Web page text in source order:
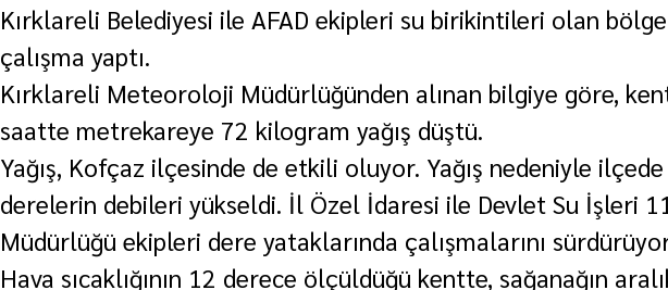
Kırklareli Belediyesi ile AFAD ekipleri su birikintileri olan
çalışma yaptı.
Kırklareli Meteoroloji Müdürlüğünden alınan bilgiye göre,
saatte metrekareye 72 kilogram yağış düştü.
Yağış, Kofçaz ilçesinde de etkili oluyor. Yağış nedeniyle
derelerin debileri yükseldi. İl Özel İdaresi ile Devlet Su İşleri
Müdürlüğü ekipleri dere yataklarında çalışmalarını
Hava sıcaklığının 12 derece ölçüldüğü kentte, sağanağın